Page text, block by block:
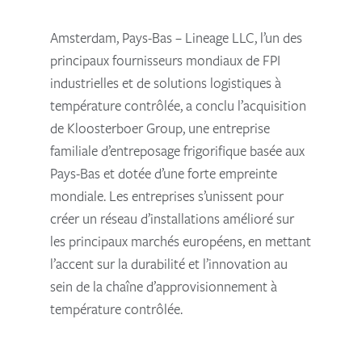
Amsterdam, Pays-Bas – Lineage LLC, l’un des
principaux fournisseurs mondiaux de FPI
industrielles et de solutions logistiques à
température contrôlée, a conclu l’acquisition
de Kloosterboer Group, une entreprise
familiale d’entreposage frigorifique basée aux
Pays-Bas et dotée d’une forte empreinte
mondiale. Les entreprises s’unissent pour
créer un réseau d’installations amélioré sur
les principaux marchés européens, en mettant
l’accent sur la durabilité et l’innovation au
sein de la chaîne d’approvisionnement à
température contrôlée.